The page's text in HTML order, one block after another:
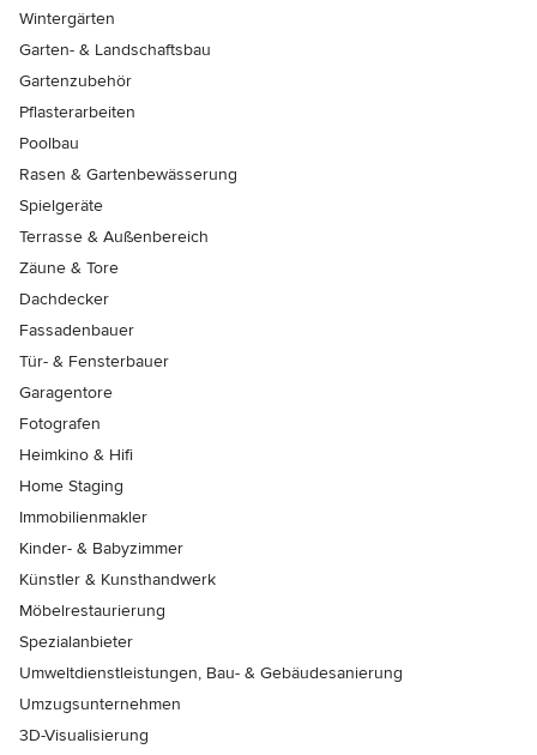
Wintergärten
Garten- & Landschaftsbau
Gartenzubehör
Pflasterarbeiten
Poolbau
Rasen & Gartenbewässerung
Spielgeräte
Terrasse & Außenbereich
Zäune & Tore
Dachdecker
Fassadenbauer
Tür- & Fensterbauer
Garagentore
Fotografen
Heimkino & Hifi
Home Staging
Immobilienmakler
Kinder- & Babyzimmer
Künstler & Kunsthandwerk
Möbelrestaurierung
Spezialanbieter
Umweltdienstleistungen, Bau- & Gebäudesanierung
Umzugsunternehmen
3D-Visualisierung